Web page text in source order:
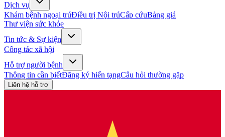
Dịch vụ
Khám bệnh ngoại trúĐiều trị Nội trúCấp cứuBảng giá
Thư viện sức khỏe
Tin tức & Sự kiện
Công tác xã hội
Hỗ trợ người bệnh
Thông tin cần biếtĐăng ký hiến tạngCâu hỏi thường gặp
Liên hệ hỗ trợ